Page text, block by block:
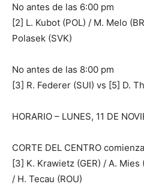
No antes de las 6:00 pm
[2] L. Kubot (POL) / M. Melo
Polasek (SVK)
No antes de las 8:00 pm
[3] R. Federer (SUI) vs [5] D.
HORARIO – LUNES, 11 DE
CORTE DEL CENTRO
[3] K. Krawietz (GER) / A. Mies
/ H. Tecau (ROU)